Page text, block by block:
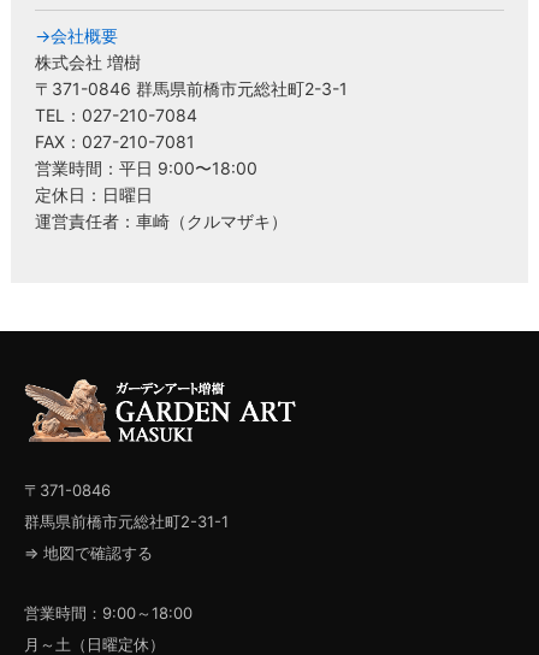
→会社概要
株式会社 増樹
〒371-0846 群馬県前橋市元総社町2-3-1
TEL：027-210-7084
FAX：027-210-7081
営業時間：平日 9:00〜18:00
定休日：日曜日
運営責任者：車崎（クルマザキ）
〒371-0846
群馬県前橋市元総社町2-31-1
⇒ 地図で確認する
営業時間：9:00～18:00
月～土（日曜定休）